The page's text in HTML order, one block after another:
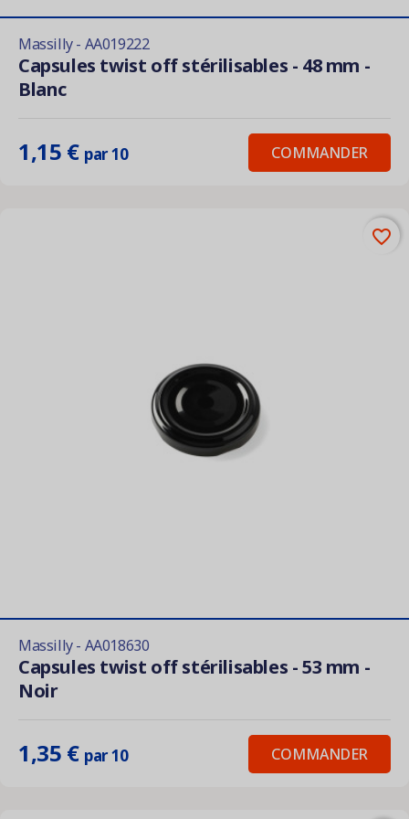
Massilly - AA019222
Capsules twist off stérilisables - 48 mm -
Blanc
1,15 € par 10 COMMANDER
Massilly - AA018630
Capsules twist off stérilisables - 53 mm -
Noir
1,35 € par 10 COMMANDER
favorite_border